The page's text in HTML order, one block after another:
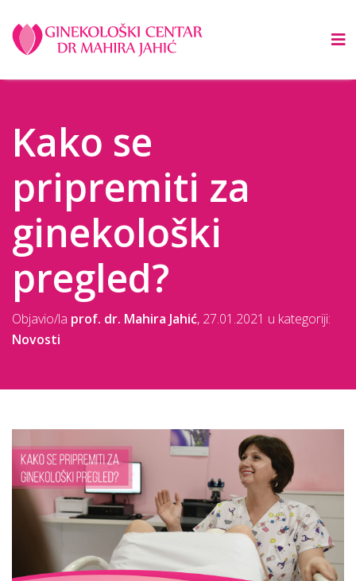
Kako se
pripremiti za
ginekološki
pregled?
Objavio/la prof. dr. Mahira Jahić, 27.01.2021 u kategoriji:
Novosti